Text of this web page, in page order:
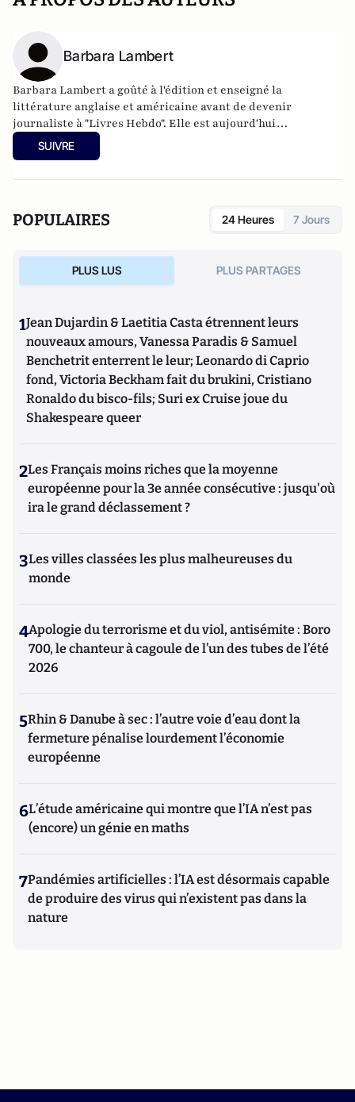
Barbara Lambert
Barbara Lambert a goûté à l'édition et enseigné la
littérature anglaise et américaine avant de devenir
journaliste à "Livres Hebdo". Elle est aujourd'hui
responsable des rubriques société/idées d'Atlantico.fr.
SUIVRE
POPULAIRES 24 Heures 7 Jours
PLUS LUS PLUS PARTAGES
1Jean Dujardin & Laetitia Casta étrennent leurs
nouveaux amours, Vanessa Paradis & Samuel
Benchetrit enterrent le leur; Leonardo di Caprio
fond, Victoria Beckham fait du brukini, Cristiano
Ronaldo du bisco-fils; Suri ex Cruise joue du
Shakespeare queer
2Les Français moins riches que la moyenne
européenne pour la 3e année consécutive : jusqu'où
ira le grand déclassement ?
3Les villes classées les plus malheureuses du
monde
4Apologie du terrorisme et du viol, antisémite : Boro
700, le chanteur à cagoule de l’un des tubes de l’été
2026
5Rhin & Danube à sec : l’autre voie d’eau dont la
fermeture pénalise lourdement l’économie
européenne
6L’étude américaine qui montre que l’IA n’est pas
(encore) un génie en maths
7Pandémies artificielles : l’IA est désormais capable
de produire des virus qui n’existent pas dans la
nature